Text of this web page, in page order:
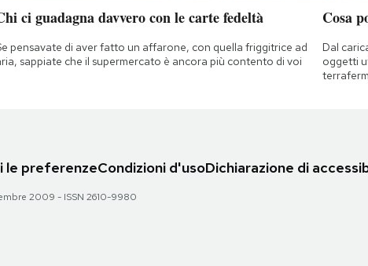
ci guadagna davvero con le carte fedeltà
pensavate di aver fatto un affarone, con quella friggitrice ad
sappiate che il supermercato è ancora più contento di voi
Cosa
Dal
oggetti
le preferenzeCondizioni d'usoDichiarazione di
2009 - ISSN 2610-9980